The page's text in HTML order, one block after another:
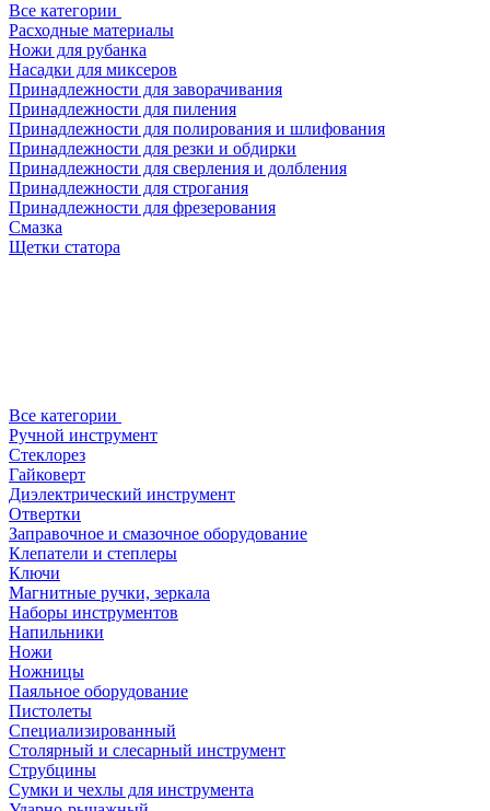
Все категории
Расходные материалы
Ножи для рубанка
Насадки для миксеров
Принадлежности для заворачивания
Принадлежности для пиления
Принадлежности для полирования и шлифования
Принадлежности для резки и обдирки
Принадлежности для сверления и долбления
Принадлежности для строгания
Принадлежности для фрезерования
Смазка
Щетки статора
Все категории
Ручной инструмент
Стеклорез
Гайковерт
Диэлектрический инструмент
Отвертки
Заправочное и смазочное оборудование
Клепатели и степлеры
Ключи
Магнитные ручки, зеркала
Наборы инструментов
Напильники
Ножи
Ножницы
Паяльное оборудование
Пистолеты
Специализированный
Столярный и слесарный инструмент
Струбцины
Сумки и чехлы для инструмента